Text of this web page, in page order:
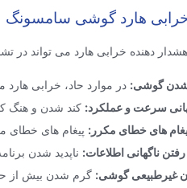
هارد گوشی سامسونگ
هشدار دهنده خرابی هارد می تواند
گوشی: در موارد حاد، خرابی
سرعت و عملکرد: کند شدن و هنگ
های خطای مکرر: پیغام های خطای
ناگهانی اطلاعات: ناپدید شدن
غیرطبیعی گوشی: گرم شدن بیش از